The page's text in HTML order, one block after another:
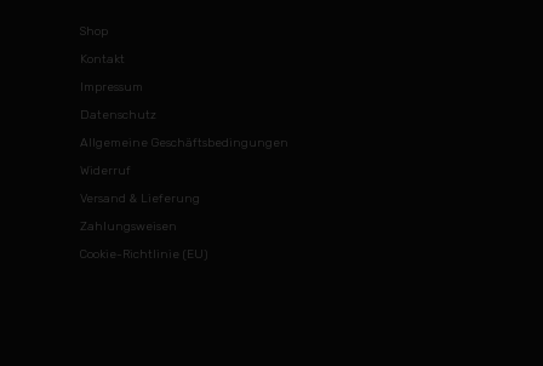
Shop
Kontakt
Impressum
Datenschutz
Allgemeine Geschäftsbedingungen
Widerruf
Versand & Lieferung
Zahlungsweisen
Cookie-Richtlinie (EU)